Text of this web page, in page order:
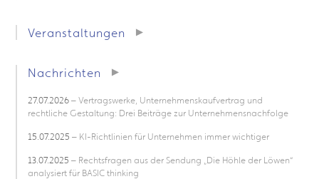
Veranstaltungen
Nachrichten
27.07.2026– Vertragswerke, Unternehmenskaufvertrag und
rechtliche Gestaltung: Drei Beiträge zur Unternehmensnachfolge
15.07.2025 – KI-Richtlinien für Unternehmen immer wichtiger
13.07.2025 – Rechtsfragen aus der Sendung „Die Höhle der Löwen“
analysiert für BASIC thinking